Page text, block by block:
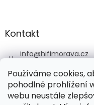
Používáme cookies,
pohodlné prohlížení
webu neustále
Kontakt
info@hifimorava.cz
+420 722 705 125
+420 774 037 152
HI-FI Morava